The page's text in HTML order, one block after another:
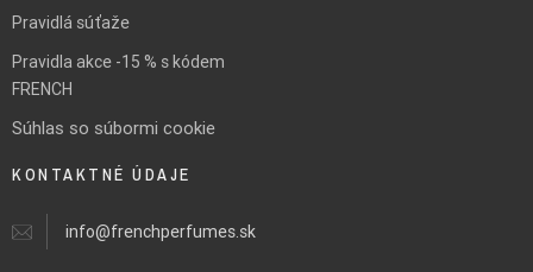
Pravidlá súťaže
Pravidla akce -15 % s kódem
FRENCH
Súhlas so súbormi cookie
KONTAKTNÉ ÚDAJE
info@frenchperfumes.sk